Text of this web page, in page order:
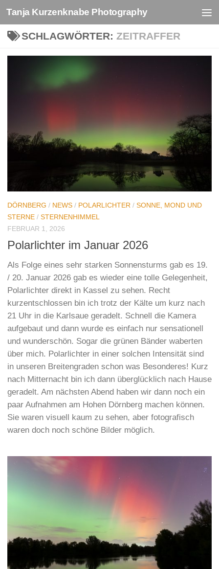
Zum Inhalt springen
Tanja Kurzenknabe Photography
SCHLAGWÖRTER: ZEITRAFFER
DÖRNBERG / NEWS / POLARLICHTER / SONNE, MOND UND
STERNE / STERNENHIMMEL
FEBRUAR 1, 2026
Polarlichter im Januar 2026
Als Folge eines sehr starken Sonnensturms gab es 19.
/ 20. Januar 2026 gab es wieder eine tolle Gelegenheit,
Polarlichter direkt in Kassel zu sehen. Recht
kurzentschlossen bin ich trotz der Kälte um kurz nach
21 Uhr in die Karlsaue geradelt. Schnell die Kamera
aufgebaut und dann wurde es einfach nur sensationell
und wunderschön. Sogar die grünen Bänder waberten
über mich. Polarlichter in einer solchen Intensität sind
in unseren Breitengraden schon was Besonderes! Kurz
nach Mitternacht bin ich dann überglücklich nach Hause
geradelt. Am nächsten Abend haben wir dann noch ein
paar Aufnahmen am Hohen Dörnberg machen können.
Sie waren visuell kaum zu sehen, aber fotografisch
waren doch noch schöne Bilder möglich.